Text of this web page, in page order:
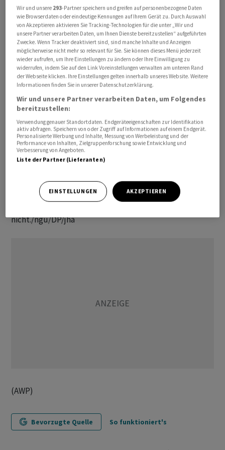
beteiligter Partner hätte die Türkei eigentlich etwa 100
Jets bekommen sollen. Doch nachdem die Regierung in
Ankara das russische Raketenabwehrsystem S-400
erworben hatte, schloss die US-Regierung die Türkei
2019 während Trumps erster Präsidentschaft aus dem
Programm aus.
Trump: Mache mir keine Sorgen
Die USA fürchteten, dass Russland über das
empfindliche Radar des S-400-Waffensystems an Daten
über die Tarnkappenfähigkeiten der F-35-Jets gelangen
könnte. Angesprochen auf diese Gefahr gab sich Trump
um irgendetwas», sagte er und verwies auf die gute
Beziehung zwischen den USA und der Türkei. Konkreter
nicht./ngu/DP/jha
(AWP)
Bevorzugte Quelle So funktioniert's
Wir und unsere 293-Partner speichern und greifen auf personenbezogene Daten
wie Browserdaten oder eindeutige Kennungen auf Ihrem Gerät zu. Durch Auswahl
von Akzeptieren aktivieren Sie Tracking-Technologien für die unter „Wir und
unsere Partner verarbeiten Daten, um Ihnen Dienste bereitzustellen“ aufgeführten
Zwecke. Wenn Tracker deaktiviert sind, sind manche Inhalte und Anzeigen
möglicherweise nicht mehr so relevant für Sie. Sie können dieses Menü jederzeit
wieder aufrufen, um Ihre Einstellungen zu ändern oder Ihre Einwilligung zu
widerrufen, indem Sie auf den Link Voreinstellungen verwalten am unteren Rand
der Webseite klicken. Ihre Einstellungen gelten innerhalb unseres Website. Weitere
Informationen finden Sie in unserer Datenschutzerklärung.
Wir und unsere Partner verarbeiten Daten, um Folgendes
bereitzustellen:
Verwendung genauer Standortdaten. Endgeräteeigenschaften zur Identifikation
aktiv abfragen. Speichern von oder Zugriff auf Informationen auf einem Endgerät.
Personalisierte Werbung und Inhalte, Messung von Werbeleistung und der
Performance von Inhalten, Zielgruppenforschung sowie Entwicklung und
Verbesserung von Angeboten.
Liste der Partner (Lieferanten)
EINSTELLUNGEN AKZEPTIEREN